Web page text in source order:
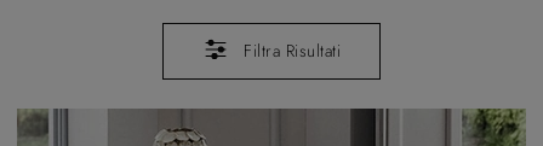
Filtra Risultati